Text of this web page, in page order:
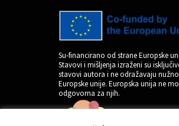
Su-financirano od strane Europske
Stavovi i mišljenja izraženi su
stavovi autora i ne odražavaju
Europske unije. Europska unija ne
odgovorna za njih.